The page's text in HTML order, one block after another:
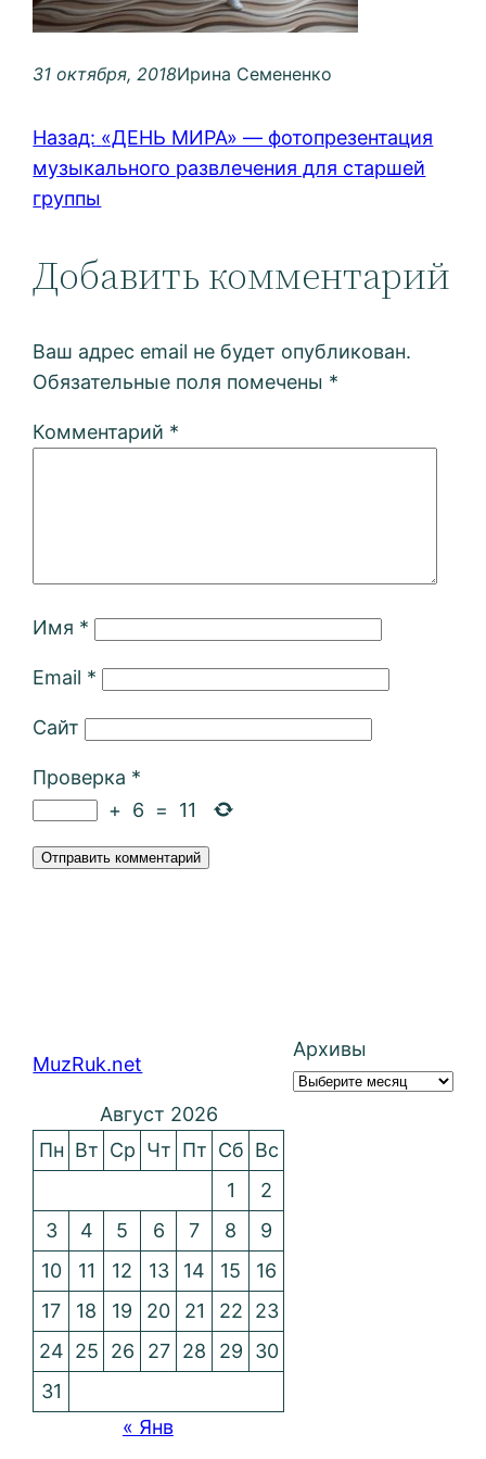
31 октября, 2018Ирина Семененко
Назад: «ДЕНЬ МИРА» — фотопрезентация
музыкального развлечения для старшей
группы
Добавить комментарий
Ваш адрес email не будет опубликован.
Обязательные поля помечены *
Комментарий *
Имя *
Email *
Сайт
Проверка *
+ 6 = 11
MuzRuk.net
Архивы
Август 2026
Пн Вт Ср Чт Пт Сб Вс
1
2
3
4 5 6 7 8
9
10
11 12 13 14 15
16
17
18 19 20 21 22
23
24 25 26 27 28 29
30
31
« Янв